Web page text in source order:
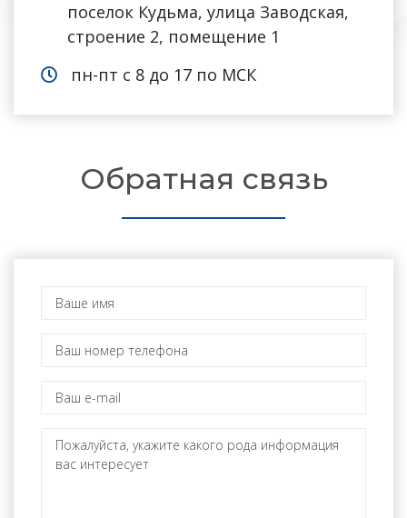
поселок Кудьма, улица Заводская,
строение 2, помещение 1
пн-пт с 8 до 17 по МСК
Обратная связь